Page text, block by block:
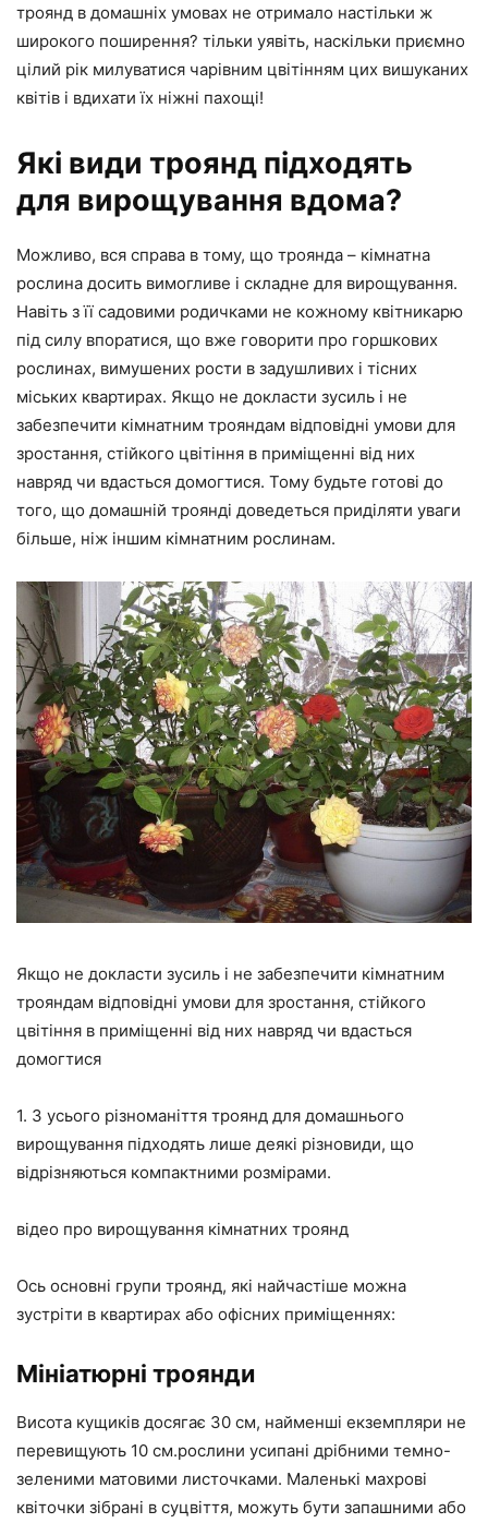
троянд в домашніх умовах не отримало настільки ж
широкого поширення? тільки уявіть, наскільки приємно
цілий рік милуватися чарівним цвітінням цих вишуканих
квітів і вдихати їх ніжні пахощі!
Які види троянд підходять
для вирощування вдома?
Можливо, вся справа в тому, що троянда – кімнатна
рослина досить вимогливе і складне для вирощування.
Навіть з її садовими родичками не кожному квітникарю
під силу впоратися, що вже говорити про горшкових
рослинах, вимушених рости в задушливих і тісних
міських квартирах. Якщо не докласти зусиль і не
забезпечити кімнатним трояндам відповідні умови для
зростання, стійкого цвітіння в приміщенні від них
навряд чи вдасться домогтися. Тому будьте готові до
того, що домашній троянді доведеться приділяти уваги
більше, ніж іншим кімнатним рослинам.
Якщо не докласти зусиль і не забезпечити кімнатним
трояндам відповідні умови для зростання, стійкого
цвітіння в приміщенні від них навряд чи вдасться
домогтися
1. З усього різноманіття троянд для домашнього
вирощування підходять лише деякі різновиди, що
відрізняються компактними розмірами.
відео про вирощування кімнатних троянд
Ось основні групи троянд, які найчастіше можна
зустріти в квартирах або офісних приміщеннях:
Мініатюрні троянди
Висота кущиків досягає 30 см, найменші екземпляри не
перевищують 10 см.рослини усипані дрібними темно-
зеленими матовими листочками. Маленькі махрові
квіточки зібрані в суцвіття, можуть бути запашними або